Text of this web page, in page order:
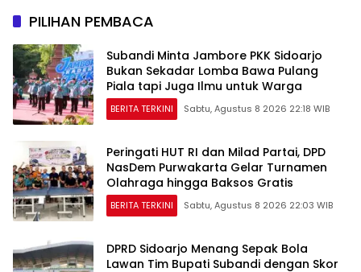
PILIHAN PEMBACA
Subandi Minta Jambore PKK Sidoarjo
Bukan Sekadar Lomba Bawa Pulang
Piala tapi Juga Ilmu untuk Warga
BERITA TERKINI Sabtu, Agustus 8 2026 22:18 WIB
Peringati HUT RI dan Milad Partai, DPD
NasDem Purwakarta Gelar Turnamen
Olahraga hingga Baksos Gratis
BERITA TERKINI Sabtu, Agustus 8 2026 22:03 WIB
DPRD Sidoarjo Menang Sepak Bola
Lawan Tim Bupati Subandi dengan Skor